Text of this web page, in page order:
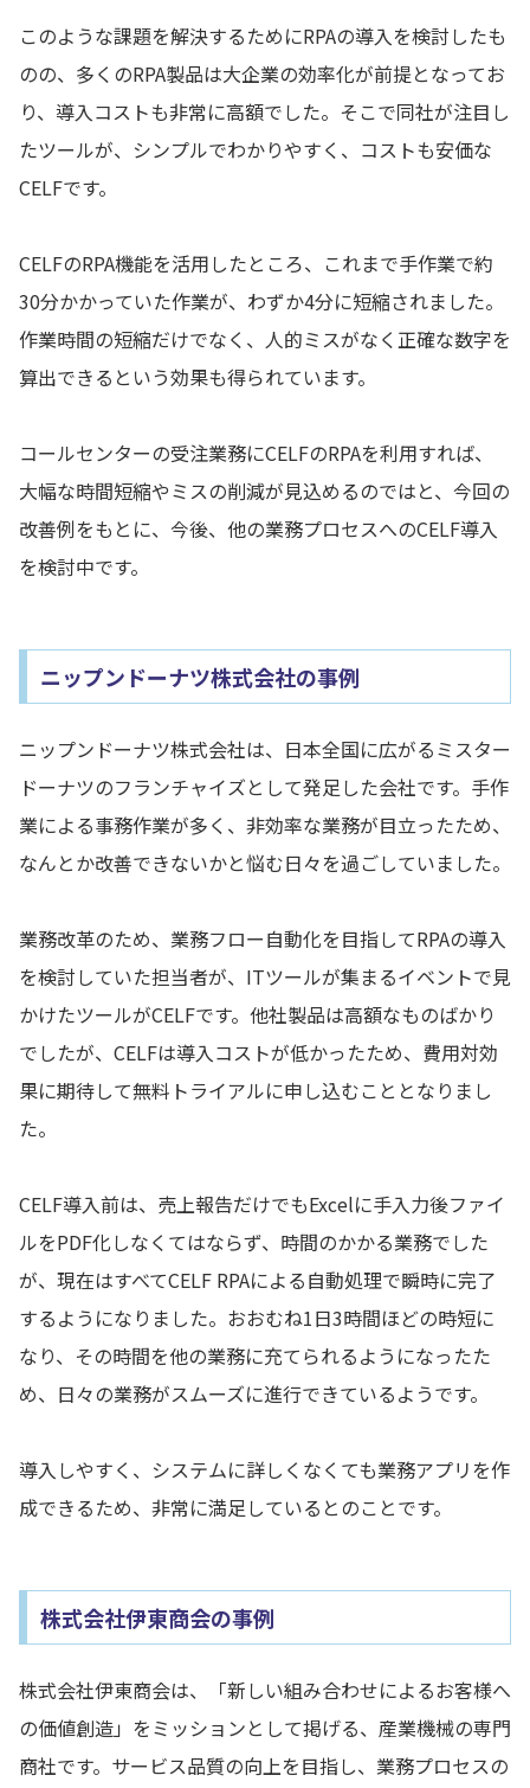
このような課題を解決するためにRPAの導入を検討したも
のの、多くのRPA製品は大企業の効率化が前提となってお
り、導入コストも非常に高額でした。そこで同社が注目し
たツールが、シンプルでわかりやすく、コストも安価な
CELFです。
CELFのRPA機能を活用したところ、これまで手作業で約
30分かかっていた作業が、わずか4分に短縮されました。
作業時間の短縮だけでなく、人的ミスがなく正確な数字を
算出できるという効果も得られています。
コールセンターの受注業務にCELFのRPAを利用すれば、
大幅な時間短縮やミスの削減が見込めるのではと、今回の
改善例をもとに、今後、他の業務プロセスへのCELF導入
を検討中です。
ニップンドーナツ株式会社の事例
ニップンドーナツ株式会社は、日本全国に広がるミスター
ドーナツのフランチャイズとして発足した会社です。手作
業による事務作業が多く、非効率な業務が目立ったため、
なんとか改善できないかと悩む日々を過ごしていました。
業務改革のため、業務フロー自動化を目指してRPAの導入
を検討していた担当者が、ITツールが集まるイベントで見
かけたツールがCELFです。他社製品は高額なものばかり
でしたが、CELFは導入コストが低かったため、費用対効
果に期待して無料トライアルに申し込むこととなりまし
た。
CELF導入前は、売上報告だけでもExcelに手入力後ファイ
ルをPDF化しなくてはならず、時間のかかる業務でした
が、現在はすべてCELF RPAによる自動処理で瞬時に完了
するようになりました。おおむね1日3時間ほどの時短に
なり、その時間を他の業務に充てられるようになったた
め、日々の業務がスムーズに進行できているようです。
導入しやすく、システムに詳しくなくても業務アプリを作
成できるため、非常に満足しているとのことです。
株式会社伊東商会の事例
株式会社伊東商会は、「新しい組み合わせによるお客様へ
の価値創造」をミッションとして掲げる、産業機械の専門
商社です。サービス品質の向上を目指し、業務プロセスの